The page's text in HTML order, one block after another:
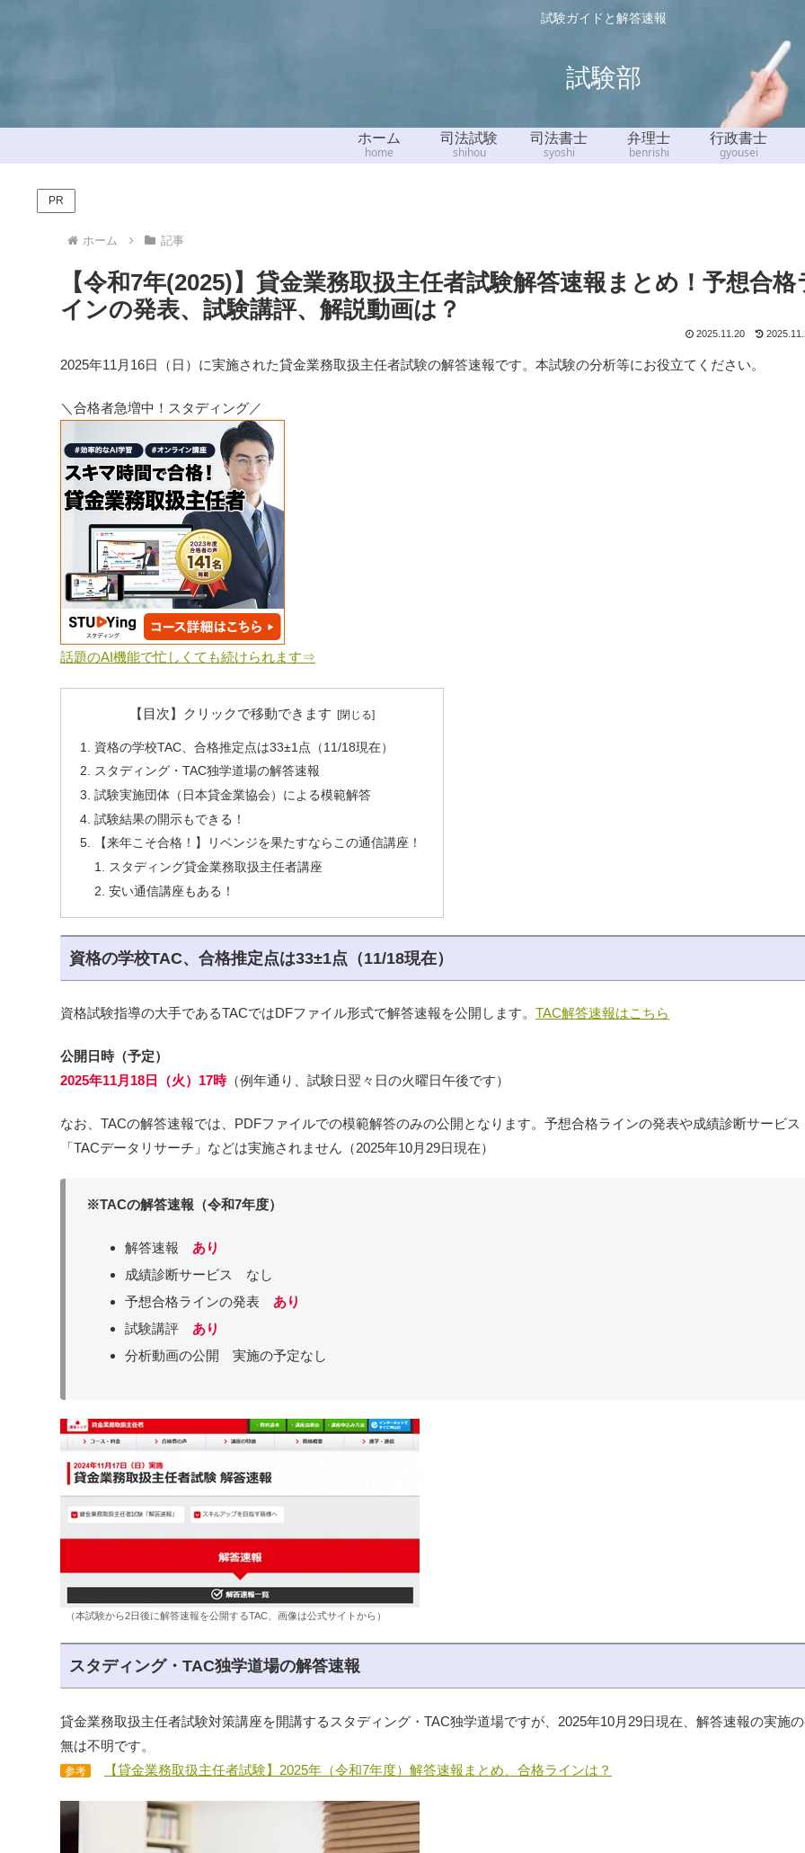
試験ガイドと解答速報
試験部
ホーム
home
司法試験
shihou
司法書士
syoshi
弁理士
benrishi
行政書士
gyousei
PR
ホーム 記事
【令和7年(2025)】貸金業務取扱主任者試験解答速報まとめ！予想合格
インの発表、試験講評、解説動画は？
2025.11.20
2025年11月16日（日）に実施された貸金業務取扱主任者試験の解答速報です。本試験の分析等にお役立てください。
＼合格者急増中！スタディング／
話題のAI機能で忙しくても続けられます⇒
【目次】クリックで移動できます
資格の学校TAC、合格推定点は33±1点（11/18現在）
スタディング・TAC独学道場の解答速報
試験実施団体（日本貸金業協会）による模範解答
試験結果の開示もできる！
【来年こそ合格！】リベンジを果たすならこの通信講座！
スタディング貸金業務取扱主任者講座
安い通信講座もある！
資格の学校TAC、合格推定点は33±1点（11/18現在）
資格試験指導の大手であるTACではDFファイル形式で解答速報を公開します。 TAC解答速報はこちら
公開日時（予定）
2025年11月18日（火）17時（例年通り、試験日翌々日の火曜日午後です）
なお、TACの解答速報では、PDFファイルでの模範解答のみの公開となります。予想合格ラインの発表や成績診断サービス
「TACデータリサーチ」などは実施されません（2025年10月29日現在）
※TACの解答速報（令和7年度）
解答速報 あり
成績診断サービス なし
予想合格ラインの発表 あり
試験講評 あり
分析動画の公開 実施の予定なし
（本試験から2日後に解答速報を公開するTAC、画像は公式サイトから）
スタディング・TAC独学道場の解答速報
貸金業務取扱主任者試験対策講座を開講するスタディング・TAC独学道場ですが、2025年10月29日現在、解答速報の実施
無は不明です。
参考 【貸金業務取扱主任者試験】2025年（令和7年度）解答速報まとめ、合格ラインは？